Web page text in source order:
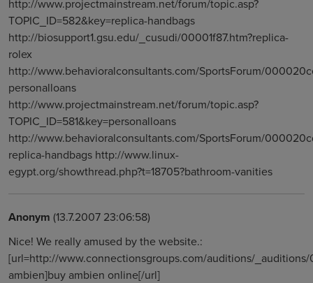
http://www.projectmainstream.net/forum/topic.asp?
TOPIC_ID=582&key=replica-handbags
http://biosupport1.gsu.edu/_cusudi/00001f87.htm?replica-
rolex
http://www.behavioralconsultants.com/SportsForum/
personalloans
http://www.projectmainstream.net/forum/topic.asp?
TOPIC_ID=581&key=personalloans
http://www.behavioralconsultants.com/SportsForum/
replica-handbags http://www.linux-
egypt.org/showthread.php?t=18705?bathroom-vanities
Anonym (13.7.2007 23:06:58)
Nice! We really amused by the website.:
[url=http://www.connectionsgroups.com/auditions/
ambien]buy ambien online[/url]